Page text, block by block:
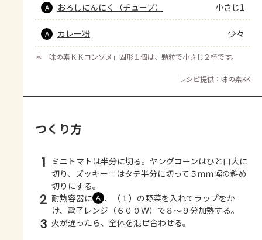
A おろしにんにく（チューブ） 小さじ1
A カレー粉 少々
＊ 「味の素ＫＫコンソメ」固形１個は、顆粒で小さじ２杯です。
レシピ提供：味の素KK
つくり方
1
ミニトマトは半分に切る。ヤングコーンはひと口大に
切り、ズッキーニはタテ半分に切って５ｍｍ幅の斜め
切りにする。
2 耐熱容器に Ａ 、（１）の野菜を入れてラップをか
け、電子レンジ（６００Ｗ）で８～９分加熱する。
3 火が通ったら、全体を混ぜ合わせる。